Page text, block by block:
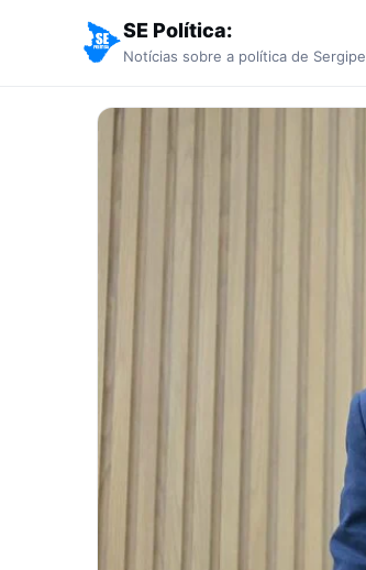
SE Política:
Notícias sobre a política de Sergipe